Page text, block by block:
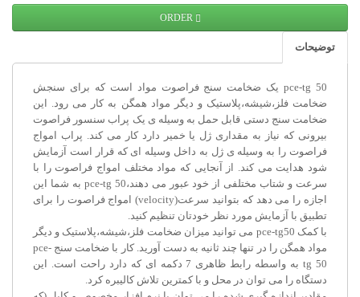
ORDER
توضیحات
pce-tg 50 یک ضخامت سنج فراصوت مواد است که برای سنجش
ضخامت فلز،شیشه،پلاستیک و دیگر مواد همگن به کار می رود. این
ضخامت سنج دستی قابل حمل به وسیله ی یک پراب سنسور فراصوت
بیرونی که نیاز به مقداری ژل یا خمیر دارد کار می کند. پراب امواج
فراصوت را به وسیله ی ژل به داخل وسیله ای که قرار است آزمایش
شود هدایت می کند. از آنجایی که مواد مختلف امواج فراصوت را با
سرعت و شتاب مختلفی از خود عبور می دهند،pce-tg 50 به شما این
اجازه را می دهد که بتوانید سرعت(velocity) امواج فراصوت را برای
تطبیق با آزمایش مورد نظر خودتان تنظیم کنید.
با کمک pce-tg50 می توانید میزان ضخامت فلز،شیشه،پلاستیک و دیگر
مواد همگن را در تنها چند ثانیه به دست آورید. کار با ضخامت سنج pce-
tg 50 به واسطه رابط ظاهری 7 دکمه ای که دارد راحت است. این
دستگاه را می توان در محل و با کمترین تلاش کالیبره کرد.